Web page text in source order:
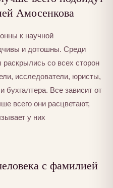
Амосенкова
к научной
и дотошны. Среди
со всех сторон
исследователи, юристы,
бухгалтера. Все зависит от
всего они расцветают,
у них
с фамилией